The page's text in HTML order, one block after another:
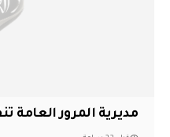
مديرية المرور العامة